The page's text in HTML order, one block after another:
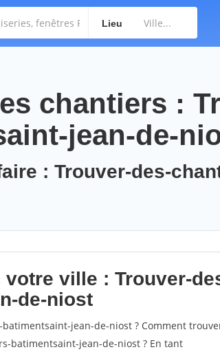
Lieu
chantiers :
jean-de-
: Trouver-des-
ville : Trouver-
de-niost
jean-de-niost ? Comment
batimentsaint-jean-de-niost ? En tant